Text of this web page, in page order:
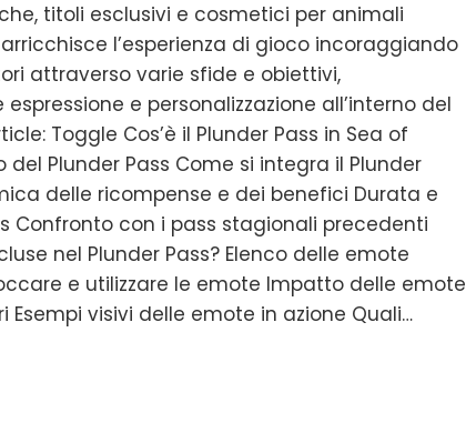
titoli esclusivi e cosmetici per animali
l’esperienza di gioco incoraggiando
attraverso varie sfide e obiettivi,
e personalizzazione all’interno del
Toggle Cos’è il Plunder Pass in Sea of
del Plunder Pass Come si integra il Plunder
delle ricompense e dei benefici Durata e
Confronto con i pass stagionali precedenti
nel Plunder Pass? Elenco delle emote
e utilizzare le emote Impatto delle emote
Esempi visivi delle emote in azione Quali…